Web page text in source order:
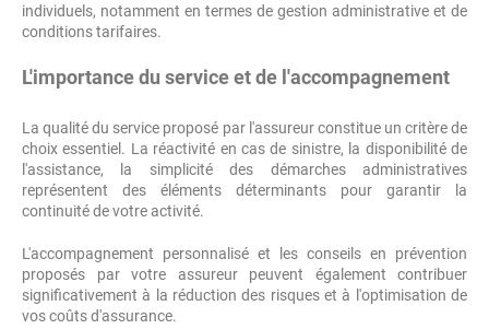
individuels, notamment en termes de gestion administrative et de
conditions tarifaires.
L'importance du service et de l'accompagnement
La qualité du service proposé par l'assureur constitue un critère de
choix essentiel. La réactivité en cas de sinistre, la disponibilité de
l'assistance, la simplicité des démarches administratives
représentent des éléments déterminants pour garantir la
continuité de votre activité.
L'accompagnement personnalisé et les conseils en prévention
proposés par votre assureur peuvent également contribuer
significativement à la réduction des risques et à l'optimisation de
vos coûts d'assurance.